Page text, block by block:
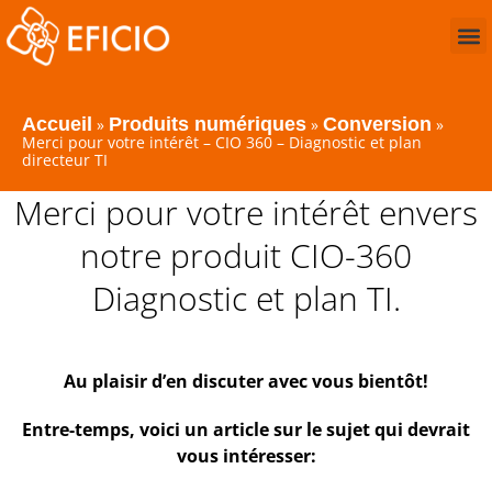
Accueil » Produits numériques » Conversion »
Merci pour votre intérêt – CIO 360 – Diagnostic et plan
directeur TI
Merci pour votre intérêt envers
notre produit CIO-360
Diagnostic et plan TI.
Au plaisir d’en discuter avec vous bientôt!
Entre-temps, voici un article sur le sujet qui devrait
vous intéresser: